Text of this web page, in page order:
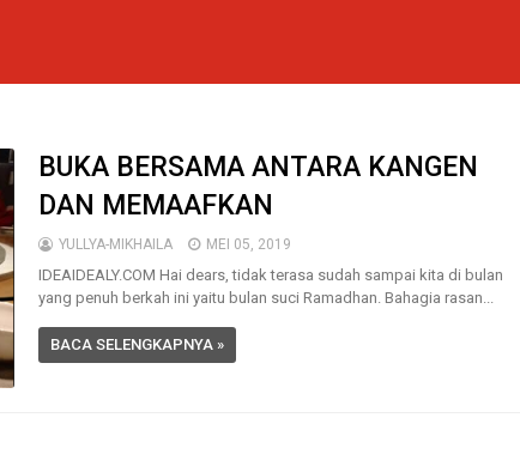
BUKA BERSAMA ANTARA KANGEN
DAN MEMAAFKAN
YULLYA-MIKHAILA MEI 05, 2019
IDEAIDEALY.COM Hai dears, tidak terasa sudah sampai kita di bulan
yang penuh berkah ini yaitu bulan suci Ramadhan. Bahagia rasan...
BACA SELENGKAPNYA »